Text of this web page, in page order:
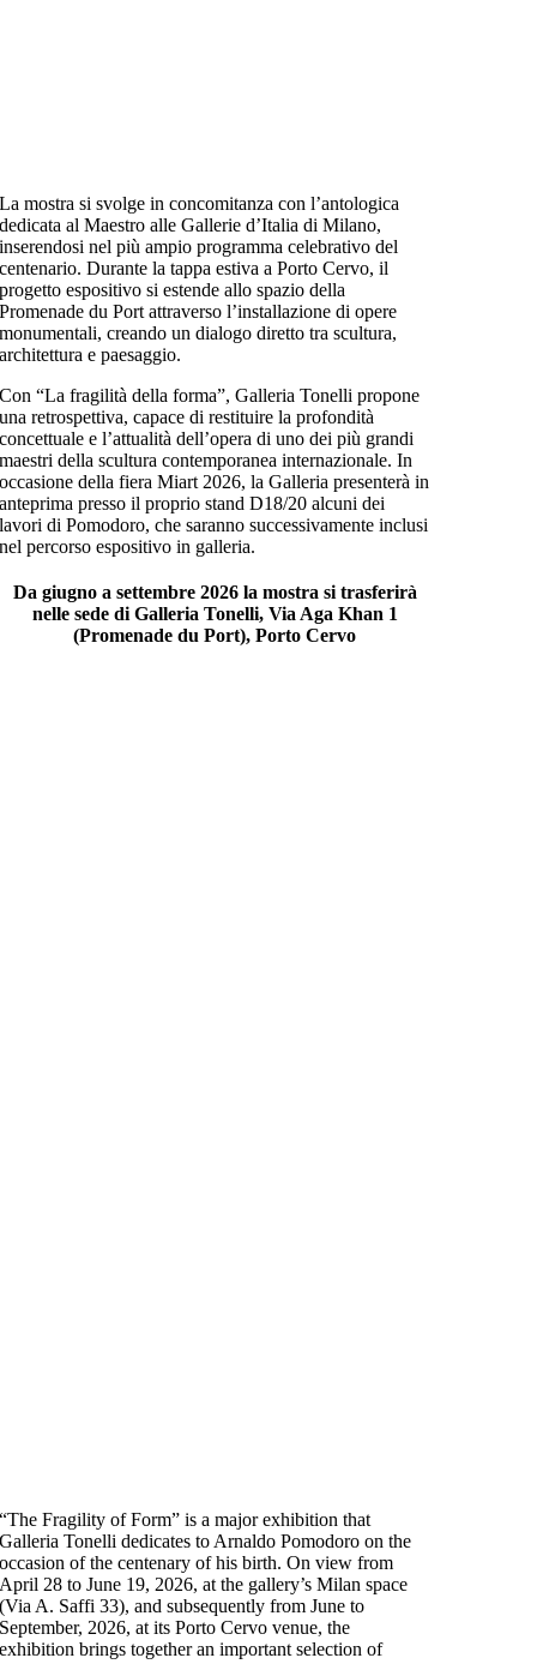
La mostra si svolge in concomitanza con l’antologica
dedicata al Maestro alle Gallerie d’Italia di Milano,
inserendosi nel più ampio programma celebrativo del
centenario. Durante la tappa estiva a Porto Cervo, il
progetto espositivo si estende allo spazio della
Promenade du Port attraverso l’installazione di opere
monumentali, creando un dialogo diretto tra scultura,
architettura e paesaggio.
Con “La fragilità della forma”, Galleria Tonelli propone
una retrospettiva, capace di restituire la profondità
concettuale e l’attualità dell’opera di uno dei più grandi
maestri della scultura contemporanea internazionale. In
occasione della fiera Miart 2026, la Galleria presenterà in
anteprima presso il proprio stand D18/20 alcuni dei
lavori di Pomodoro, che saranno successivamente inclusi
nel percorso espositivo in galleria.
Da giugno a settembre 2026 la mostra si trasferirà
nelle sede di Galleria Tonelli, Via Aga Khan 1
(Promenade du Port), Porto Cervo
“The Fragility of Form” is a major exhibition that
Galleria Tonelli dedicates to Arnaldo Pomodoro on the
occasion of the centenary of his birth. On view from
April 28 to June 19, 2026, at the gallery’s Milan space
(Via A. Saffi 33), and subsequently from June to
September, 2026, at its Porto Cervo venue, the
exhibition brings together an important selection of